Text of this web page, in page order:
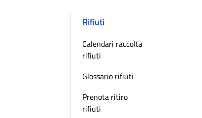
Rifiuti
Calendari raccolta
rifiuti
Glossario rifiuti
Prenota ritiro
rifiuti